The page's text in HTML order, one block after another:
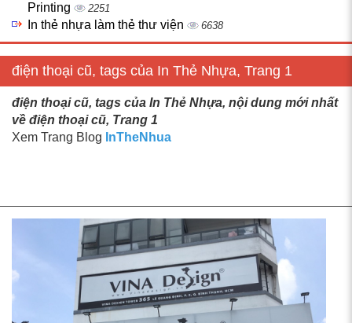
Printing
2251
In thẻ nhựa làm thẻ thư viện 6638
điện thoại cũ, tags của In Thẻ Nhựa, Trang 1
điện thoại cũ, tags của In Thẻ Nhựa, nội dung mới nhất
về điện thoại cũ, Trang 1
Xem Trang Blog InTheNhua